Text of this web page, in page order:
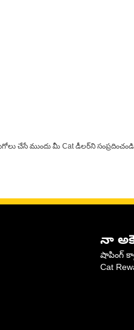
ముందు మీ Cat డీలర్‌ని
నా
షాపింగ్
Cat